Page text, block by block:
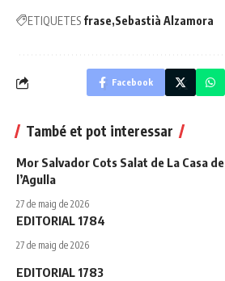
ETIQUETES frase Sebastià Alzamora
Facebook
També et pot interessar
Mor Salvador Cots Salat de La Casa de
l’Agulla
27 de maig de 2026
EDITORIAL 1784
27 de maig de 2026
EDITORIAL 1783